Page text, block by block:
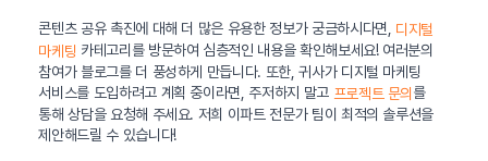
콘텐츠 공유 촉진에 대해 더 많은 유용한 정보가 궁금하시다면, 디지털
마케팅 카테고리를 방문하여 심층적인 내용을 확인해보세요! 여러분의
참여가 블로그를 더 풍성하게 만듭니다. 또한, 귀사가 디지털 마케팅
서비스를 도입하려고 계획 중이라면, 주저하지 말고 프로젝트 문의 를
통해 상담을 요청해 주세요. 저희 이파트 전문가 팀이 최적의 솔루션을
제안해드릴 수 있습니다!